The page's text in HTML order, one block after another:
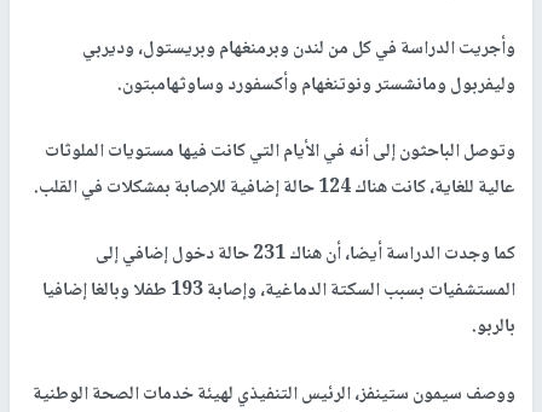
وأجريت الدراسة في كل من لندن وبرمنغهام وبريستول، وديربي
وليفربول ومانشستر ونوتنغهام وأكسفورد وساوثهامبتون.
وتوصل الباحثون إلى أنه في الأيام التي كانت فيها مستويات الملوثات
عالية للغاية، كانت هناك 124 حالة إضافية للإصابة بمشكلات في القلب.
كما وجدت الدراسة أيضا، أن هناك 231 حالة دخول إضافي إلى
المستشفيات بسبب السكتة الدماغية، وإصابة 193 طفلا وبالغا إضافيا
بالربو.
ووصف سيمون ستينفز، الرئيس التنفيذي لهيئة خدمات الصحة الوطنية